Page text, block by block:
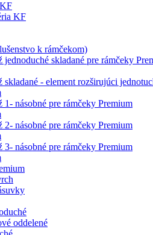
KF
k rámčekom)
skladané pre rámčeky
- element rozširujúci
násobné pre rámčeky Premium
násobné pre rámčeky Premium
násobné pre rámčeky Premium
oddelené